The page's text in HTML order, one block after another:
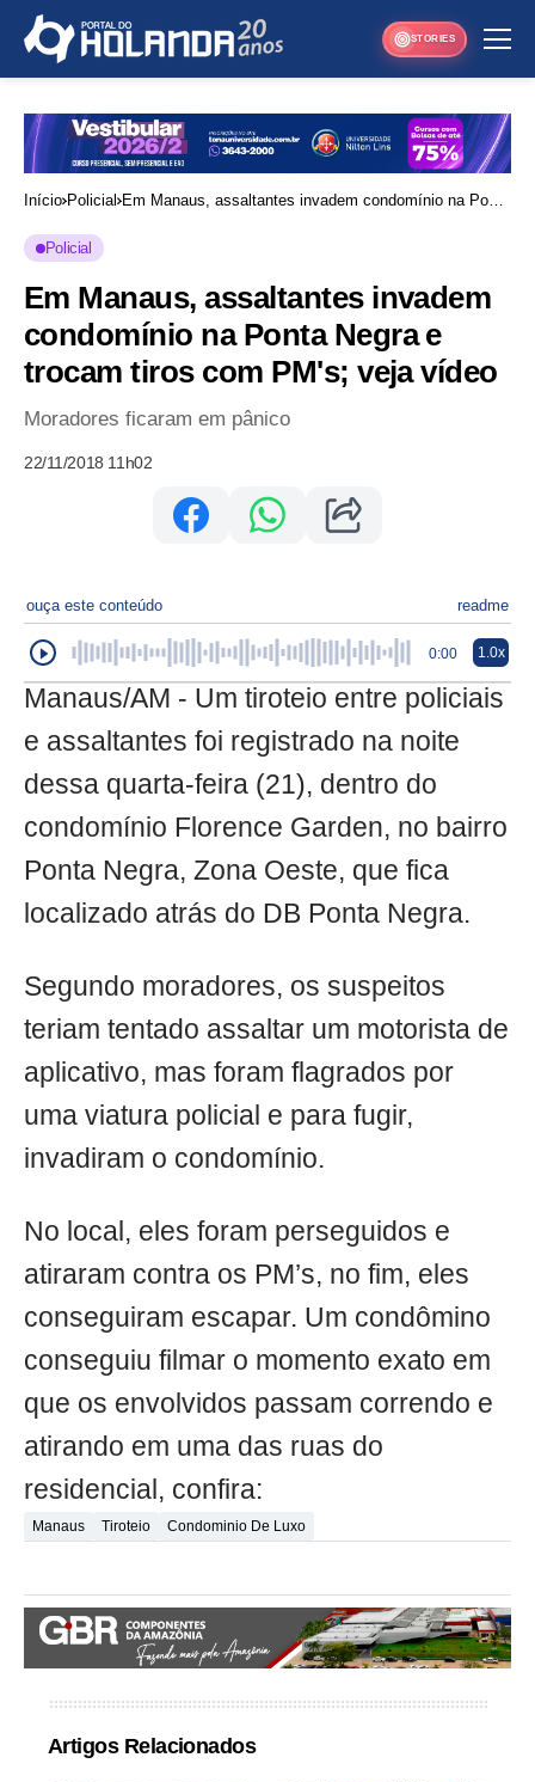
STORIES
Início Policial Em Manaus, assaltantes invadem condomínio na Ponta
Policial
Em Manaus, assaltantes invadem
condomínio na Ponta Negra e
trocam tiros com PM's; veja vídeo
Moradores ficaram em pânico
22/11/2018 11h02
ouça este conteúdo readme
0:00 1.0x
Manaus/AM - Um tiroteio entre policiais
e assaltantes foi registrado na noite
dessa quarta-feira (21), dentro do
condomínio Florence Garden, no bairro
Ponta Negra, Zona Oeste, que fica
localizado atrás do DB Ponta Negra.
Segundo moradores, os suspeitos
teriam tentado assaltar um motorista de
aplicativo, mas foram flagrados por
uma viatura policial e para fugir,
invadiram o condomínio.
No local, eles foram perseguidos e
atiraram contra os PM’s, no fim, eles
conseguiram escapar. Um condômino
conseguiu filmar o momento exato em
que os envolvidos passam correndo e
atirando em uma das ruas do
residencial, confira:
Manaus Tiroteio Condominio De Luxo
Artigos Relacionados